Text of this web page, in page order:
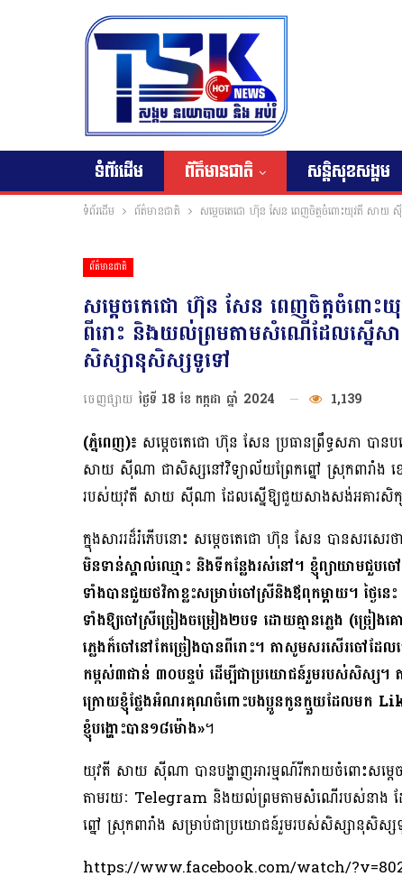
ទំព័រដើម ព័ត៌មានជាតិ សន្តិសុខសង្គម
ទំព័រដើម ព័ត៌មានជាតិ សម្ដេចតេជោ ហ៊ុន សែន ពេញចិត្តចំពោះយុវតី សា
ព័ត៌មានជាតិ
សម្ដេចតេជោ ហ៊ុន សែន ពេញចិត្តចំព
ពីរោះ និងយល់ព្រមតាមសំណើដែលស្នើស
សិស្សានុសិស្សទូទៅ
ចេញផ្សាយ ថ្ងៃទី 18 ខែ កក្កដា ឆ្នាំ 2024 1,139
(ភ្នំពេញ)៖ សម្ដេចតេជោ ហ៊ុន សែន ប្រធានព្រឹទ្ធសភា បាន
សាយ ស៉ីណា ជាសិស្សនៅវិទ្យាល័យព្រែកព្នៅ ស្រុកពារាំង
របស់យុវតី សាយ ស៉ីណា ដែលស្នើឱ្យជួយសាងសង់អគារសិក្
ក្នុងសាររដ៏រំភើបនោះ សម្ដេចតេជោ ហ៊ុន សែន បានសរសេរថា
មិនទាន់ស្គាល់ឈ្មោះ និងទីកន្លែងរស់នៅ។ ខ្ញុំព្យាយាមជួប
ទាំងបានជួយថវិកាខ្លះសម្រាប់ចៅស្រីនិងឪពុកម្តាយ។ ថ្ងៃ
ទាំងឱ្យចៅស្រីច្រៀងចម្រៀង២បទ ដោយគ្មានភ្លេង (ច្រ
ភ្លេងក៏ចៅនៅតែច្រៀងបានពីរោះ។ តាសូមសរសើរចៅដែល
កម្ពស់៣ជាន់​ ៣០បន្ទប់ ដើម្បីជាប្រយោជន៍រួមរបស់សិស្ស
ក្រោយខ្ញុំថ្លែងអំណរគុណចំពោះបងប្អូនកូនក្មួយដែលមក
ខ្ញុំបង្ហោះបាន១៨ម៉ោង»។
យុវតី សាយ ស៉ីណា បានបង្ហាញអារម្មណ៍រីករាយចំពោះសម្
តាមរយៈ Telegram និងយល់ព្រមតាមសំណើរបស់នាង ដែ
ព្នៅ ស្រុកពារាំង សម្រាប់ជាប្រយោជន៍រួមរបស់សិស្សានុសិស្
https://www.facebook.com/watch/